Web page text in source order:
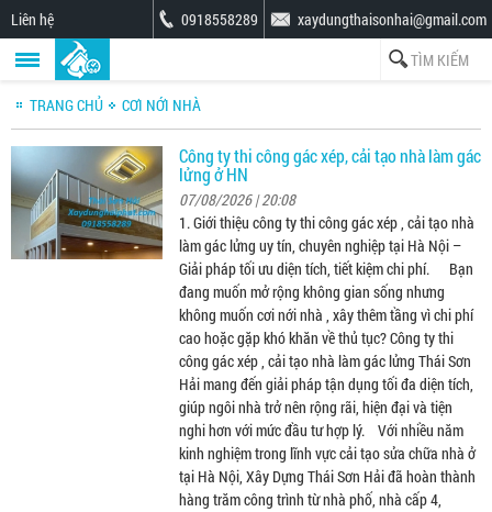
Liên hệ xaydungthaisonhai@gmail.com
0918558289
TRANG CHỦ CƠI NỚI NHÀ
Công ty thi công gác xép, cải tạo nhà làm gác
lửng ở HN
07/08/2026 | 20:08
1. Giới thiệu công ty thi công gác xép , cải tạo nhà
làm gác lửng uy tín, chuyên nghiệp tại Hà Nội –
Giải pháp tối ưu diện tích, tiết kiệm chi phí. Bạn
đang muốn mở rộng không gian sống nhưng
không muốn cơi nới nhà , xây thêm tầng vì chi phí
cao hoặc gặp khó khăn về thủ tục? Công ty thi
công gác xép , cải tạo nhà làm gác lửng Thái Sơn
Hải mang đến giải pháp tận dụng tối đa diện tích,
giúp ngôi nhà trở nên rộng rãi, hiện đại và tiện
nghi hơn với mức đầu tư hợp lý. Với nhiều năm
kinh nghiệm trong lĩnh vực cải tạo sửa chữa nhà ở
tại Hà Nội, Xây Dựng Thái Sơn Hải đã hoàn thành
hàng trăm công trình từ nhà phố, nhà cấp 4,